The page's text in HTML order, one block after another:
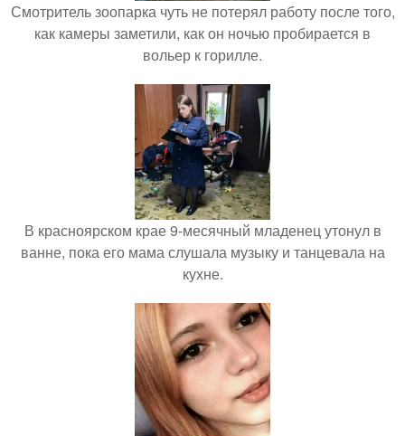
Смотритель зоопарка чуть не потерял работу после того,
как камеры заметили, как он ночью пробирается в
вольер к горилле.
В красноярском крае 9-месячный младенец утонул в
ванне, пока его мама слушала музыку и танцевала на
кухне.